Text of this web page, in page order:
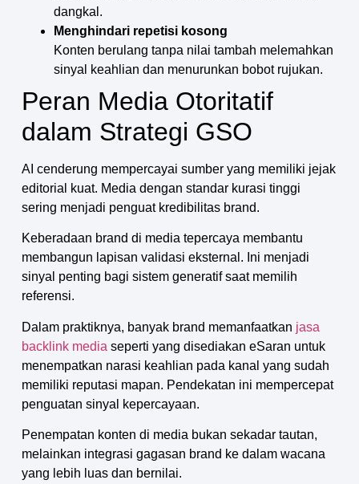
dangkal.
Menghindari repetisi kosong
Konten berulang tanpa nilai tambah melemahkan
sinyal keahlian dan menurunkan bobot rujukan.
Peran Media Otoritatif
dalam Strategi GSO
AI cenderung mempercayai sumber yang memiliki jejak
editorial kuat. Media dengan standar kurasi tinggi
sering menjadi penguat kredibilitas brand.
Keberadaan brand di media tepercaya membantu
membangun lapisan validasi eksternal. Ini menjadi
sinyal penting bagi sistem generatif saat memilih
referensi.
Dalam praktiknya, banyak brand memanfaatkan jasa
backlink media seperti yang disediakan eSaran untuk
menempatkan narasi keahlian pada kanal yang sudah
memiliki reputasi mapan. Pendekatan ini mempercepat
penguatan sinyal kepercayaan.
Penempatan konten di media bukan sekadar tautan,
melainkan integrasi gagasan brand ke dalam wacana
yang lebih luas dan bernilai.